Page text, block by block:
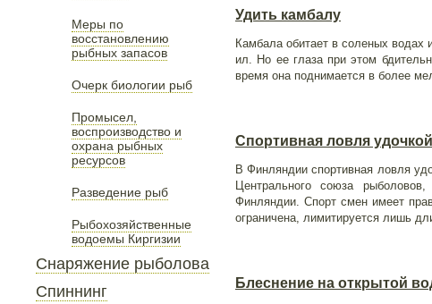
Меры по
восстановлению
рыбных запасов
Очерк биологии рыб
Промысел,
воспроизводство и
охрана рыбных
ресурсов
Разведение рыб
Рыбохозяйственные
водоемы Киргизии
Снаряжение рыболова
Спиннинг
Удить камбалу
Камбала обитает в соленых водах
ил. Но ее глаза при этом
время она поднимается в более
Спортивная ловля удочкой
В Финляндии спортивная ловля
Центрального союза
Финляндии. Спорт смен имеет
ограничена, лимитируется лишь
Блеснение на открытой